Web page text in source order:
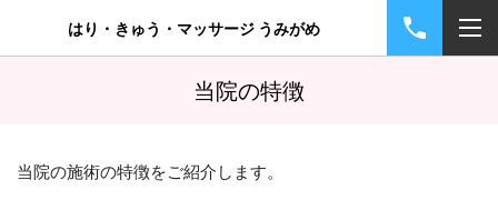
はり・きゅう・マッサージ うみがめ
当院の特徴
当院の施術の特徴をご紹介 します。